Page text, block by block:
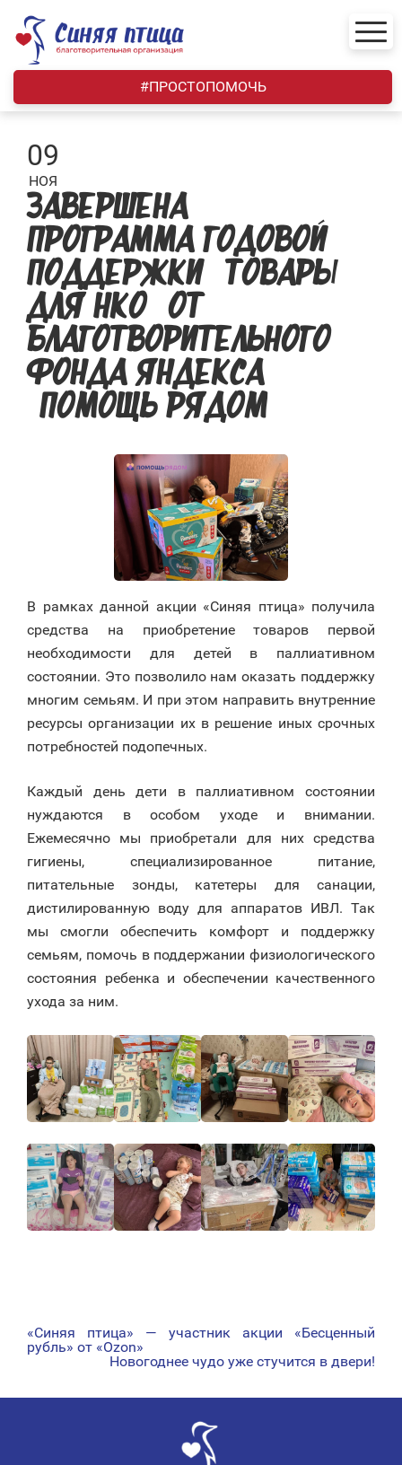
content
#ПРОСТОПОМОЧЬ
09
НОЯ
ЗАВЕРШЕНА
ПРОГРАММА ГОДОВОЙ
ПОДДЕРЖКИ «ТОВАРЫ
ДЛЯ НКО» ОТ
БЛАГОТВОРИТЕЛЬНОГО
ФОНДА ЯНДЕКСА
«ПОМОЩЬ РЯДОМ»
В рамках данной акции «Синяя птица» получила
средства на приобретение товаров первой
необходимости для детей в паллиативном
состоянии. Это позволило нам оказать поддержку
многим семьям. И при этом направить внутренние
ресурсы организации их в решение иных срочных
потребностей подопечных.
Каждый день дети в паллиативном состоянии
нуждаются в особом уходе и внимании.
Ежемесячно мы приобретали для них средства
гигиены, специализированное питание,
питательные зонды, катетеры для санации,
дистилированную воду для аппаратов ИВЛ. Так
мы смогли обеспечить комфорт и поддержку
семьям, помочь в поддержании физиологического
состояния ребенка и обеспечении качественного
ухода за ним.
НАВИГАЦИЯ
«Синяя птица» — участник акции «Бесценный
рубль» от «Ozon»
Новогоднее чудо уже стучится в двери!